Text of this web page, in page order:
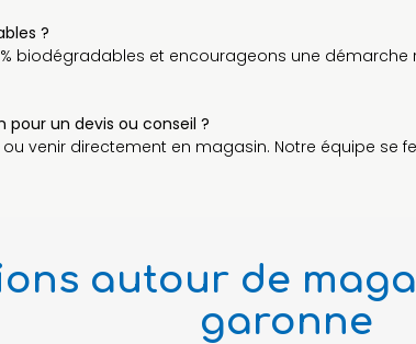
?
biodégradables et encourageons une
un devis ou conseil ?
venir directement en magasin. Notre équipe se
autour de
garonne